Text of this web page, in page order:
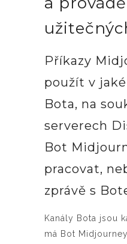
Příkazy
použít v
Bota, na
serverech
Bot
pracovat,
zprávě s
Kanály Bota jsou
má Bot